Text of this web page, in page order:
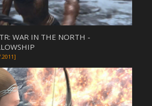
WAR IN THE NORTH -